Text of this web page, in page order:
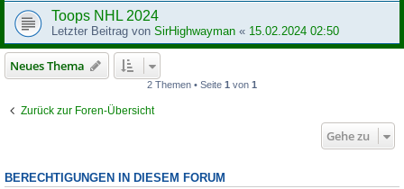
Toops NHL 2024
Letzter Beitrag von SirHighwayman « 15.02.2024 02:50
Neues Thema
2 Themen • Seite 1 von 1
Zurück zur Foren-Übersicht
Gehe zu
BERECHTIGUNGEN IN DIESEM FORUM